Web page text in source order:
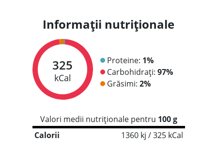
Informații nutriționale
325
kCal
Proteine: 1%
Carbohidrați: 97%
Grăsimi: 2%
Valori medii nutriționale pentru 100 g
Calorii
1360 kj / 325 kCal